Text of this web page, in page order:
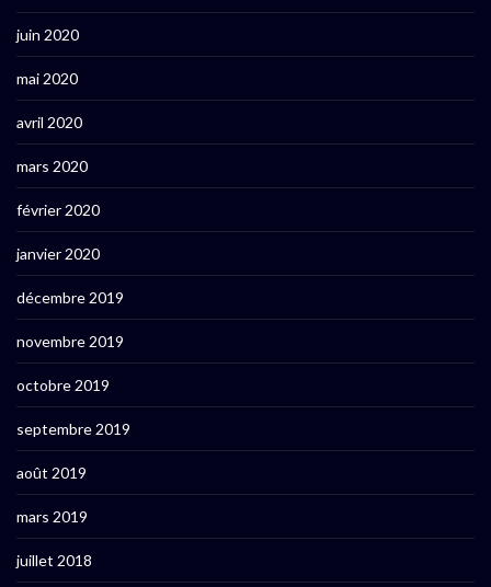
juin 2020
mai 2020
avril 2020
mars 2020
février 2020
janvier 2020
décembre 2019
novembre 2019
octobre 2019
septembre 2019
août 2019
mars 2019
juillet 2018